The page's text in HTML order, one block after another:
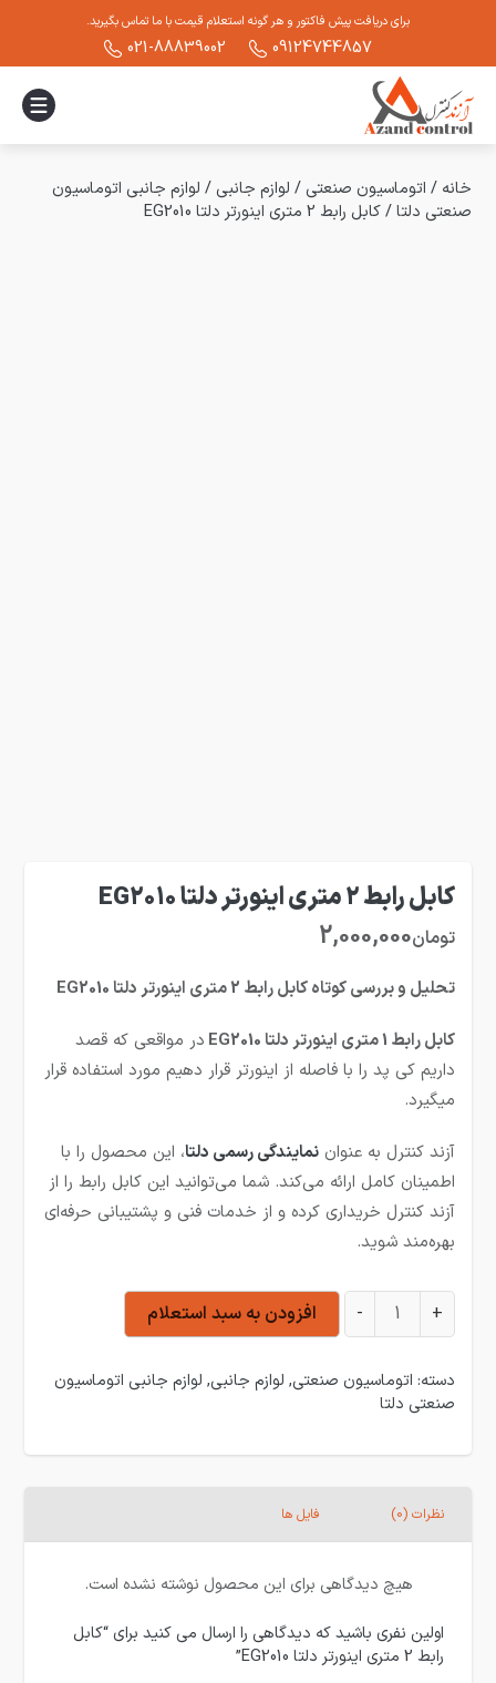
برای دریافت پیش فاکتور و هر گونه استعلام قیمت با ما تماس بگیرید.
09124744857
021-88839002
خانه / اتوماسیون صنعتی / لوازم جانبی / لوازم جانبی اتوماسیون
صنعتی دلتا/کابل رابط 2 متری اینورتر دلتا EG2010
کابل رابط 2 متری اینورتر دلتا EG2010
تومان2,000,000
تحلیل و بررسی کوتاه کابل رابط 2 متری اینورتر دلتا EG2010
کابل رابط 1 متری اینورتر دلتا EG2010
در مواقعی که قصد
داریم کی پد را با فاصله از اینورتر قرار دهیم مورد استفاده قرار
میگیرد.
آزند کنترل به عنواننمایندگی رسمی دلتا، این محصول را با
اطمینان کامل ارائه می‌کند. شما می‌توانید این کابل رابط را از
آزند کنترل خریداری کرده و از خدمات فنی و پشتیبانی حرفه‌ای
بهره‌مند شوید.
کابل رابط 2 متری اینورتر دلتا EG2010 عدد
+
- افزودن به سبد استعلام
دسته: اتوماسیون صنعتی, لوازم جانبی, لوازم جانبی اتوماسیون
صنعتی دلتا
نظرات (0) فایل ها
هیچ دیدگاهی برای این محصول نوشته نشده است.
اولین نفری باشید که دیدگاهی را ارسال می کنید برای “کابل
رابط 2 متری اینورتر دلتا EG2010”